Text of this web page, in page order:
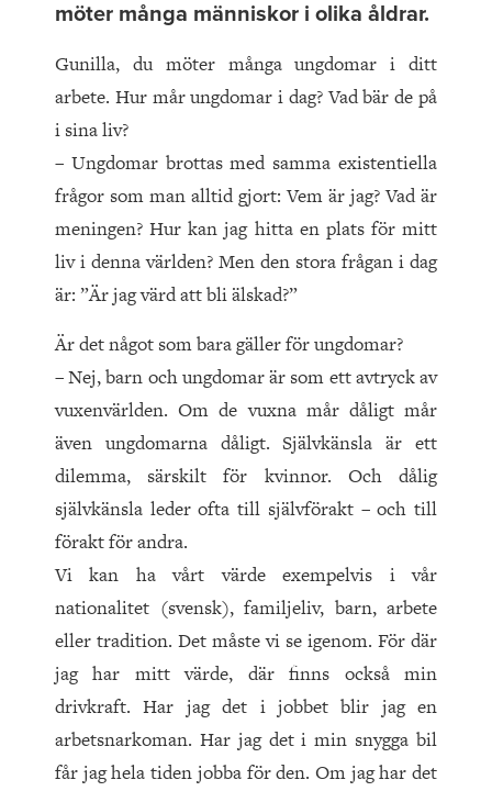
möter många människor i olika åldrar.
Gunilla, du möter många ungdomar i ditt
arbete. Hur mår ungdomar i dag? Vad bär de på
i sina liv?
– Ungdomar brottas med samma existentiella
frågor som man alltid gjort: Vem är jag? Vad är
meningen? Hur kan jag hitta en plats för mitt
liv i denna världen? Men den stora frågan i dag
är: ”Är jag värd att bli älskad?”
Är det något som bara gäller för ungdomar?
– Nej, barn och ungdomar är som ett avtryck av
vuxenvärlden. Om de vuxna mår dåligt mår
även ungdomarna dåligt. Självkänsla är ett
dilemma, särskilt för kvinnor. Och dålig
självkänsla leder ofta till självförakt – och till
förakt för andra.
Vi kan ha vårt värde exempelvis i vår
nationalitet (svensk), familjeliv, barn, arbete
eller tradition. Det måste vi se igenom. För där
jag har mitt värde, där finns också min
drivkraft. Har jag det i jobbet blir jag en
arbetsnarkoman. Har jag det i min snygga bil
får jag hela tiden jobba för den. Om jag har det